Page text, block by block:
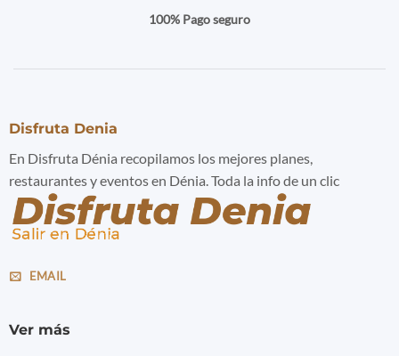
100% Pago seguro
Disfruta Denia
En Disfruta Dénia recopilamos los mejores planes,
restaurantes y eventos en Dénia. Toda la info de un clic
EMAIL
Ver más